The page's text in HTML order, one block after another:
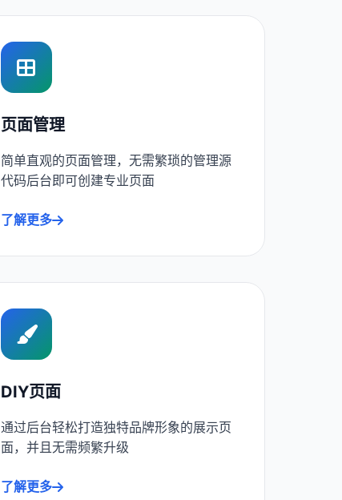
页面管理
简单直观的页面管理，无需繁琐的管理源
代码后台即可创建专业页面
了解更多
DIY页面
通过后台轻松打造独特品牌形象的展示页
面，并且无需频繁升级
了解更多